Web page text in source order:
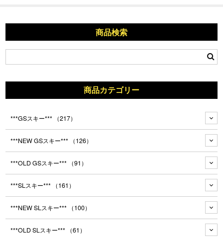
商品検索
商品カテゴリー
***GSスキー*** （217）
***NEW GSスキー*** （126）
***OLD GSスキー*** （91）
***SLスキー*** （161）
***NEW SLスキー*** （100）
***OLD SLスキー*** （61）